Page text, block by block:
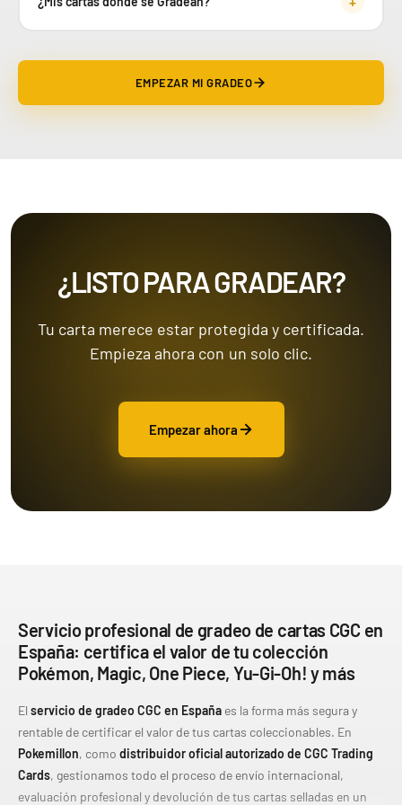
EMPEZAR MI GRADEO
¿LISTO PARA GRADEAR?
Tu carta merece estar protegida y certificada.
Empieza ahora con un solo clic.
Empezar ahora
Servicio profesional de gradeo de cartas CGC en
España: certifica el valor de tu colección
Pokémon, Magic, One Piece, Yu-Gi-Oh! y más
Elservicio de gradeo CGC en España es la forma más segura y
rentable de certificar el valor de tus cartas coleccionables. En
Pokemillon, comodistribuidor oficial autorizado de CGC Trading
Cards, gestionamos todo el proceso de envío internacional,
evaluación profesional y devolución de tus cartas selladas en un